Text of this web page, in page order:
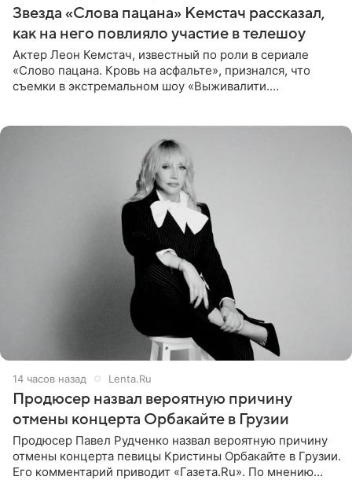
Звезда «Слова пацана» Кемстач рассказал,
как на него повлияло участие в телешоу
Актер Леон Кемстач, известный по роли в сериале
«Слово пацана. Кровь на асфальте», признался, что
съемки в экстремальном шоу «Выживалити.
14 часов назад Lenta.Ru
Продюсер назвал вероятную причину
отмены концерта Орбакайте в Грузии
Продюсер Павел Рудченко назвал вероятную причину
отмены концерта певицы Кристины Орбакайте в Грузии.
Его комментарий приводит «Газета.Ru». По мнению